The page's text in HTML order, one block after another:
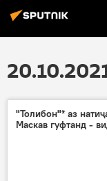
"Толибон"* аз
Маскав гуфтанд -